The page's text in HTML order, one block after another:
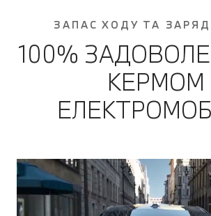
ЗАПАС ХОДУ ТА
100%
КЕРМОМ